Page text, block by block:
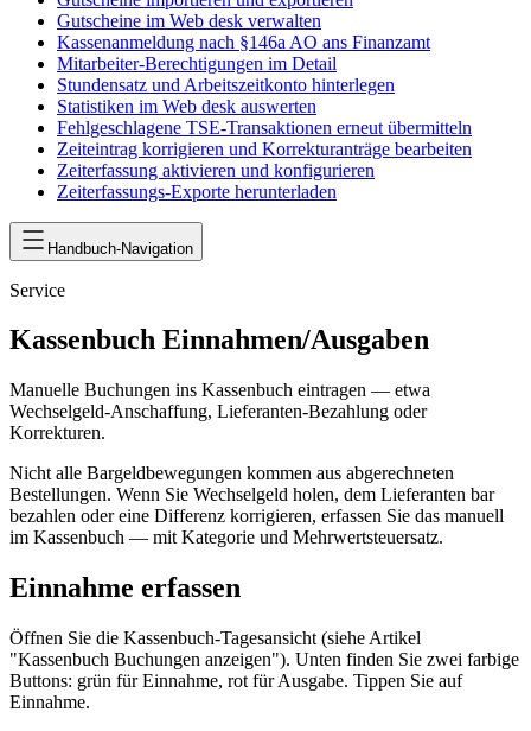
Gutscheine im Web desk verwalten
Kassenanmeldung nach §146a AO ans Finanzamt
Mitarbeiter-Berechtigungen im Detail
Stundensatz und Arbeitszeitkonto hinterlegen
Statistiken im Web desk auswerten
Fehlgeschlagene TSE-Transaktionen erneut übermitteln
Zeiteintrag korrigieren und Korrekturanträge bearbeiten
Zeiterfassung aktivieren und konfigurieren
Zeiterfassungs-Exporte herunterladen
Handbuch-Navigation
Service
Kassenbuch Einnahmen/Ausgaben
Manuelle Buchungen ins Kassenbuch eintragen — etwa
Wechselgeld-Anschaffung, Lieferanten-Bezahlung oder
Korrekturen.
Nicht alle Bargeldbewegungen kommen aus abgerechneten
Bestellungen. Wenn Sie Wechselgeld holen, dem Lieferanten bar
bezahlen oder eine Differenz korrigieren, erfassen Sie das manuell
im Kassenbuch — mit Kategorie und Mehrwertsteuersatz.
Einnahme erfassen
Öffnen Sie die Kassenbuch-Tagesansicht (siehe Artikel
"Kassenbuch Buchungen anzeigen"). Unten finden Sie zwei farbige
Buttons: grün für Einnahme, rot für Ausgabe. Tippen Sie auf
Einnahme.